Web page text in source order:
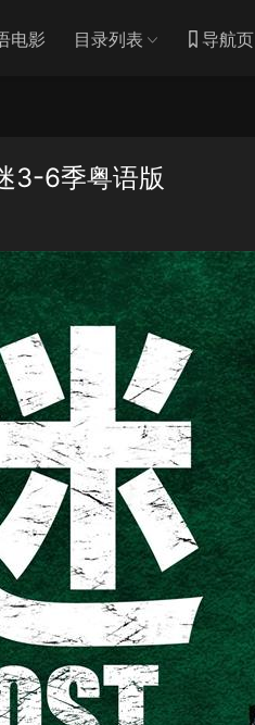
电影 目录列表 导航页
3-6季粤语版